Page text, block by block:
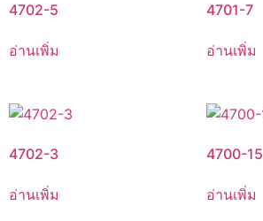
4702-5
อ่านเพิ่ม
4701-7
อ่านเพิ่ม
4702-3
อ่านเพิ่ม
4700-15
อ่านเพิ่ม